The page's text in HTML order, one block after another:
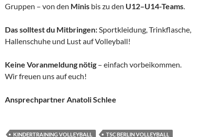
Gruppen – von den Minis bis zu den U12–U14-Teams.
Das solltest du Mitbringen:Sportkleidung, Trinkflasche,
Hallenschuhe und Lust auf Volleyball!
Keine Voranmeldung nötig – einfach vorbeikommen.
Wir freuen uns auf euch!
Ansprechpartner Anatoli Schlee
KINDERTRAINING VOLLEYBALL
TSC BERLIN VOLLEYBALL